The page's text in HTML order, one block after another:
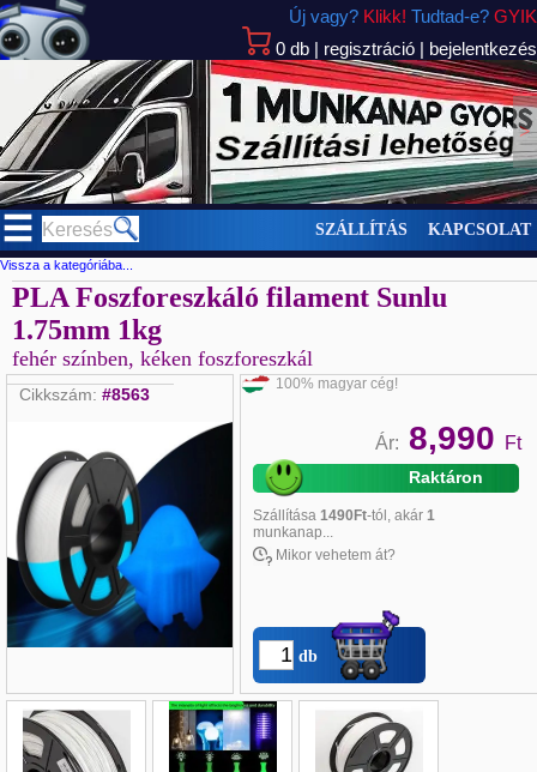
0 db | regisztráció | bejelentkezés
Új vagy? Klikk! Tudtad-e? GYIK
>
SZÁLLÍTÁS KAPCSOLAT
Vissza a kategóriába...
PLA Foszforeszkáló filament Sunlu
1.75mm 1kg
fehér színben, kéken foszforeszkál
Cikkszám: #8563
100% magyar cég!
Ár: 8,990 Ft
Raktáron
Szállítása1490Ft-tól, akár1
munkanap...
Mikor vehetem át?
db